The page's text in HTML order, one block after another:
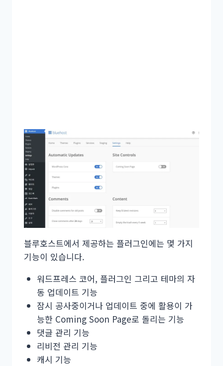
블루호스트에서 제공하는 플러그인에는 몇 가지
기능이 있습니다.
워드프레스 코어, 플러그인 그리고 테마의 자
동 업데이트 기능
잠시 공사중이거나 업데이트 중에 활용이 가
능한 Coming Soon Page로 돌리는 기능
댓글 관리 기능
리비전 관리 기능
캐시 기능